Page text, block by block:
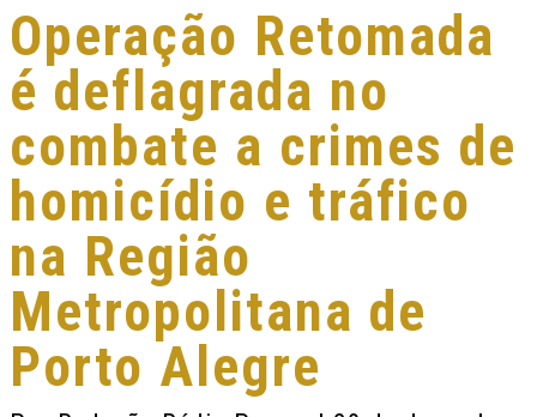
Operação Retomada
é deflagrada no
combate a crimes de
homicídio e tráfico
na Região
Metropolitana de
Porto Alegre